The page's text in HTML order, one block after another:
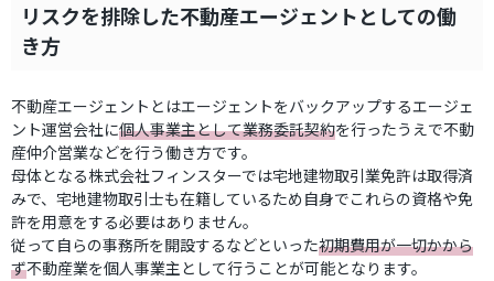
リスクを排除した不動産エージェントとしての働
き方
不動産エージェントとはエージェントをバックアップするエージェ
ント運営会社に個人事業主として業務委託契約を行ったうえで不動
産仲介営業などを行う働き方です。
母体となる株式会社フィンスターでは宅地建物取引業免許は取得済
みで、宅地建物取引士も在籍しているため自身でこれらの資格や免
許を用意をする必要はありません。
従って自らの事務所を開設するなどといった初期費用が一切かから
ず不動産業を個人事業主として行うことが可能となります。